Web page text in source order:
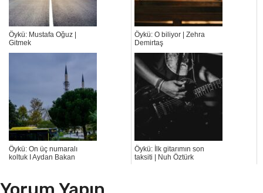
Öykü: Mustafa Oğuz |
Gitmek
Öykü: O biliyor | Zehra
Demirtaş
Öykü: On üç numaralı
koltuk I Aydan Bakan
Öykü: İlk gitarımın son
taksiti | Nuh Öztürk